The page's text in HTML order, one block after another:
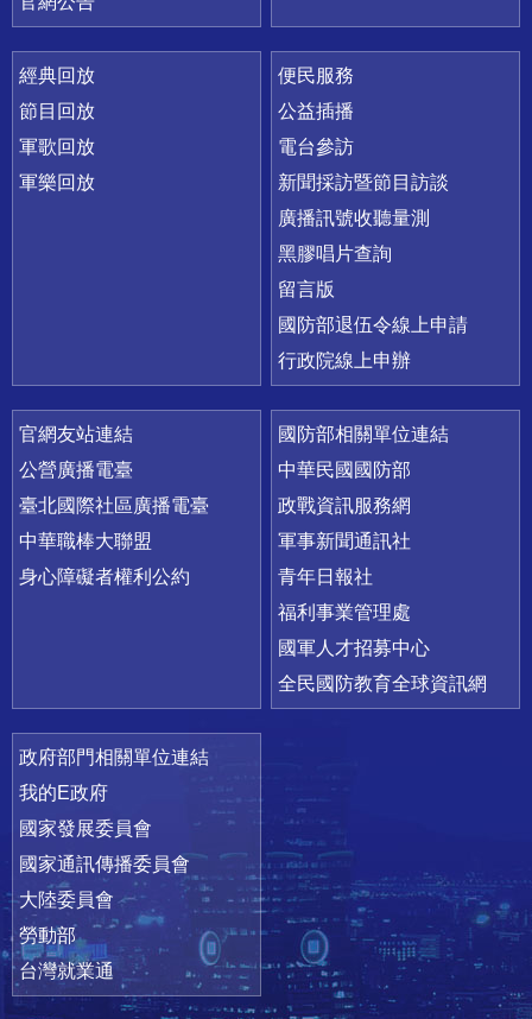
經典回放
節目回放
軍歌回放
軍樂回放
便民服務
公益插播
電台參訪
新聞採訪暨節目訪談
廣播訊號收聽量測
黑膠唱片查詢
留言版
國防部退伍令線上申請
行政院線上申辦
官網友站連結
公營廣播電臺
臺北國際社區廣播電臺
中華職棒大聯盟
身心障礙者權利公約
國防部相關單位連結
中華民國國防部
政戰資訊服務網
軍事新聞通訊社
青年日報社
福利事業管理處
國軍人才招募中心
全民國防教育全球資訊網
政府部門相關單位連結
我的E政府
國家發展委員會
國家通訊傳播委員會
大陸委員會
勞動部
台灣就業通